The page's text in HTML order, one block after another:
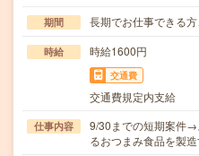
期間 長期でお仕事できる方
時給 時給1600円
交通費
交通費規定内支給
仕事内容
9/30までの短期案件→
るおつまみ食品を製